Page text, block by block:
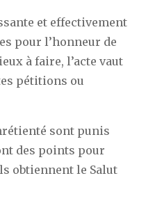
et effectivement
pour l’honneur de
à faire, l’acte vaut
pétitions ou
sont punis
des points pour
obtiennent le Salut